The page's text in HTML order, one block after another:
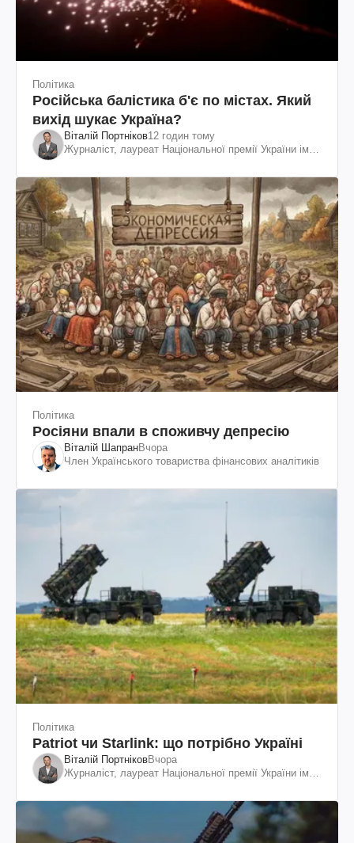
Політика
Російська балістика б'є по містах. Який
вихід шукає Україна?
Віталій Портніков12 годин тому
Журналіст, лауреат Національної премії України ім.
Політика
Росіяни впали в споживчу депресію
Віталій ШапранВчора
Член Українського товариства фінансових аналітиків
Політика
Patriot чи Starlink: що потрібно Україні
Віталій ПортніковВчора
Журналіст, лауреат Національної премії України ім.